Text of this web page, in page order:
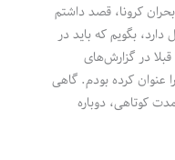
کرونا، قصد داشتم
بگویم که باید در
در گزارش‌های
عنوان کرده بودم. گاهی
کوتاهی، دوباره